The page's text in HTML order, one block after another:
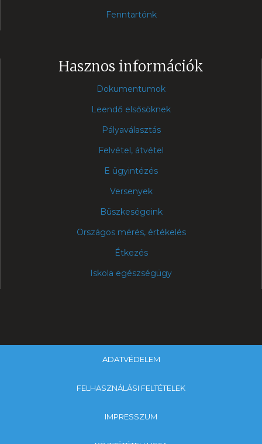
Fenntartónk
Hasznos információk
Dokumentumok
Leendő elsősöknek
Pályaválasztás
Felvétel, átvétel
E ügyintézés
Versenyek
Büszkeségeink
Országos mérés, értékelés
Étkezés
Iskola egészségügy
ADATVÉDELEM
FELHASZNÁLÁSI FELTÉTELEK
IMPRESSZUM